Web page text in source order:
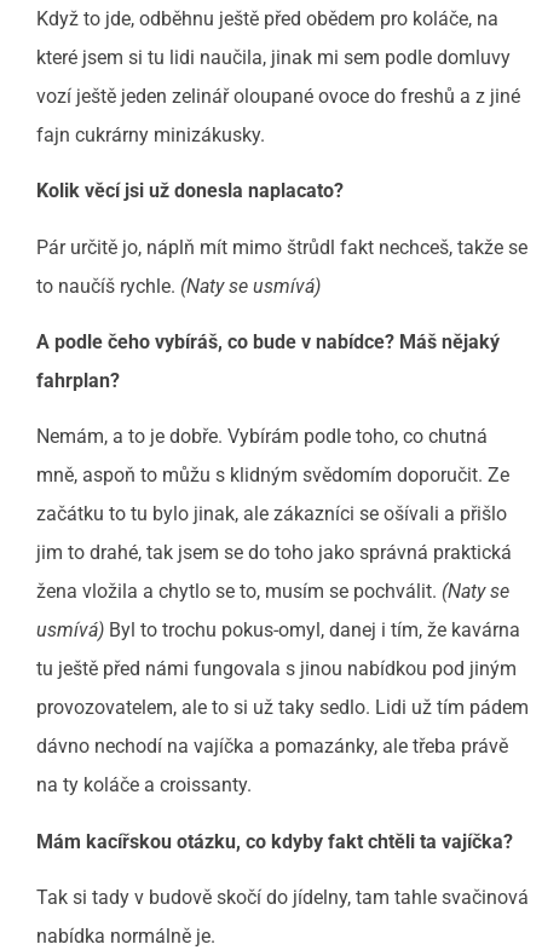
Když to jde, odběhnu ještě před obědem pro koláče, na
které jsem si tu lidi naučila, jinak mi sem podle domluvy
vozí ještě jeden zelinář oloupané ovoce do freshů a z jiné
fajn cukrárny minizákusky.
Kolik věcí jsi už donesla naplacato?
Pár určitě jo, náplň mít mimo štrůdl fakt nechceš, takže se
to naučíš rychle. (Naty se usmívá)
A podle čeho vybíráš, co bude v nabídce? Máš nějaký
fahrplan?
Nemám, a to je dobře. Vybírám podle toho, co chutná
mně, aspoň to můžu s klidným svědomím doporučit. Ze
začátku to tu bylo jinak, ale zákazníci se ošívali a přišlo
jim to drahé, tak jsem se do toho jako správná praktická
žena vložila a chytlo se to, musím se pochválit. (Naty se
usmívá) Byl to trochu pokus-omyl, danej i tím, že kavárna
tu ještě před námi fungovala s jinou nabídkou pod jiným
provozovatelem, ale to si už taky sedlo. Lidi už tím pádem
dávno nechodí na vajíčka a pomazánky, ale třeba právě
na ty koláče a croissanty.
Mám kacířskou otázku, co kdyby fakt chtěli ta vajíčka?
Tak si tady v budově skočí do jídelny, tam tahle svačinová
nabídka normálně je.